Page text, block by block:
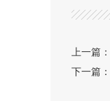
上一篇：
下一篇：